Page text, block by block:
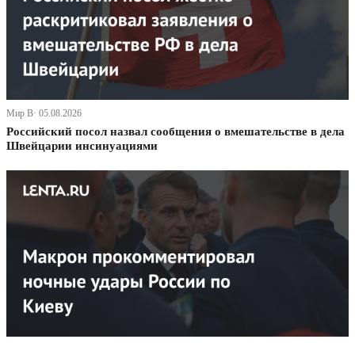
Мир В· 05.08.2026
Российский посол назвал сообщения о вмешательстве в дела
Швейцарии инсинуациями